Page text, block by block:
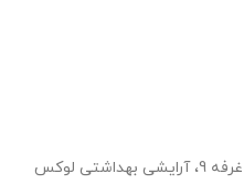
کرمانشاه، پاوه، نوسود بازارچه مرزی غرفه 9، آرایشی بهداشتی لوکس